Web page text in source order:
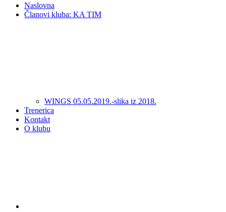
Naslovna
Članovi kluba: KA TIM
WINGS 05.05.2019.-slika iz 2018.
Trenerica
Kontakt
O klubu